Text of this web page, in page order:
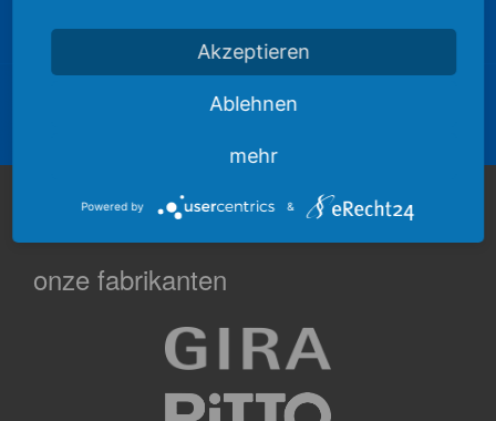
Wij behouden ons het recht voor in deze gevallen (bijv. Spam)
juridische stappen te ondernemen.
onze fabrikanten
Akzeptieren
Ablehnen
mehr
Powered by &